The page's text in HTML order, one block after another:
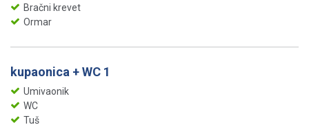
Bračni krevet
Ormar
kupaonica + WC 1
Umivaonik
WC
Tuš